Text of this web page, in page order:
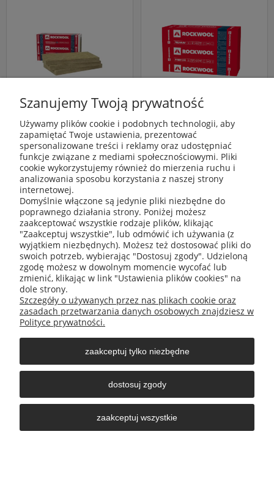
Wełna skalna Rockwool
Rockton Premium 100mm
NA ZAMÓWIENIE 722 164 233 / ESKLEP@NOMEXMB.PL
52,12 zł/m2
( 1 m2 = 52,12 zł )
Wełna skalna Rockwool
Superrock Premium 150mm
ŚREDNIA ILOŚĆ
66,15 zł
( 1 m2 = 66,15 zł )
O nas
Obsługa klienta
Pomoc
Moje konto
Szanujemy Twoją prywatność
Używamy plików cookie i podobnych technologii, aby
zapamiętać Twoje ustawienia, prezentować
spersonalizowane treści i reklamy oraz udostępniać
funkcje związane z mediami społecznościowymi. Pliki
cookie wykorzystujemy również do mierzenia ruchu i
analizowania sposobu korzystania z naszej strony
internetowej.
Domyślnie włączone są jedynie pliki niezbędne do
poprawnego działania strony. Poniżej możesz
zaakceptować wszystkie rodzaje plików, klikając
"Zaakceptuj wszystkie", lub odmówić ich używania (z
wyjątkiem niezbędnych). Możesz też dostosować pliki do
swoich potrzeb, wybierając "Dostosuj zgody". Udzieloną
zgodę możesz w dowolnym momencie wycofać lub
zmienić, klikając w link "Ustawienia plików cookies" na
dole strony.
Szczegóły o używanych przez nas plikach cookie oraz
zasadach przetwarzania danych osobowych znajdziesz w
Polityce prywatności.
zaakceptuj tylko niezbędne
dostosuj zgody
zaakceptuj wszystkie